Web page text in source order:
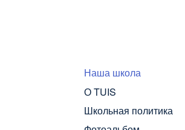
Наша школа
О TUIS
Школьная политика